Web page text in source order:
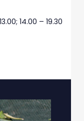
14.00 – 19.30